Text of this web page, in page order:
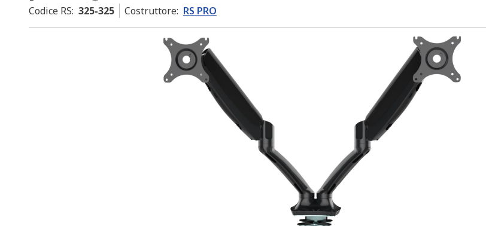
Codice RS: 325-325 Costruttore: RS PRO